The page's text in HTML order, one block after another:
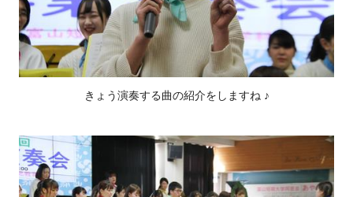
きょう演奏する曲の紹介をしますね ♪